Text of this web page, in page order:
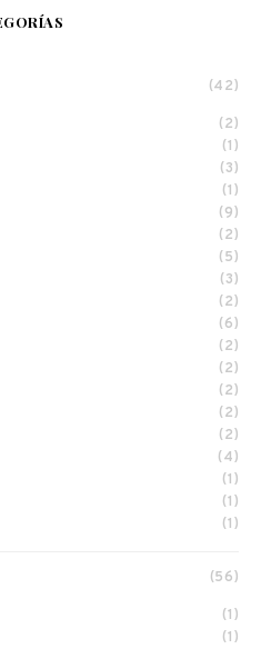
(42)
(2)
(1)
(3)
(1)
(9)
(2)
(5)
(3)
(2)
(6)
(2)
(2)
(2)
(2)
(2)
(4)
(1)
(1)
(1)
(56)
(1)
(1)